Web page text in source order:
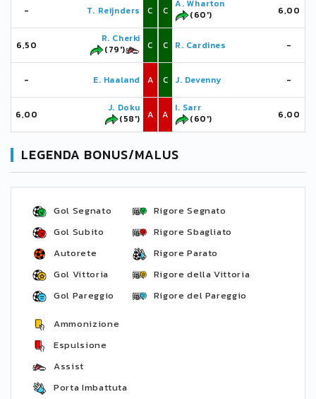
- T. Reijnders C
6,50
R. Cherki
(79')
C
- E. Haaland A
6,00
J. Doku
(58')
A
C
A. Wharton
(60')
6,00
C R. Cardines -
C J. Devenny -
A
I. Sarr
(60')
6,00
LEGENDA BONUS/MALUS
Gol Segnato
Gol Subito
Autorete
Gol Vittoria
Gol Pareggio
Rigore Segnato
Rigore Sbagliato
Rigore Parato
Rigore della Vittoria
Rigore del Pareggio
Ammonizione
Espulsione
Assist
Porta Imbattuta